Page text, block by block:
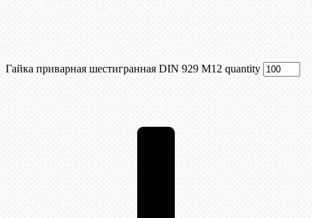
Гайка приварная шестигранная DIN 929 М12 quantity